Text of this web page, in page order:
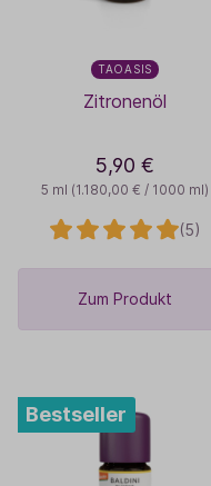
TAOASIS
Zitronenöl
5 ml (1.180,00 € / 1000 ml)
5,90 €
(5)
Zum Produkt
Bestseller